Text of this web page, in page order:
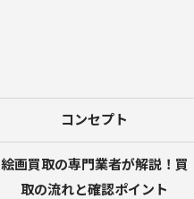
コンセプト
絵画買取の専門業者が解説！買
取の流れと確認ポイント